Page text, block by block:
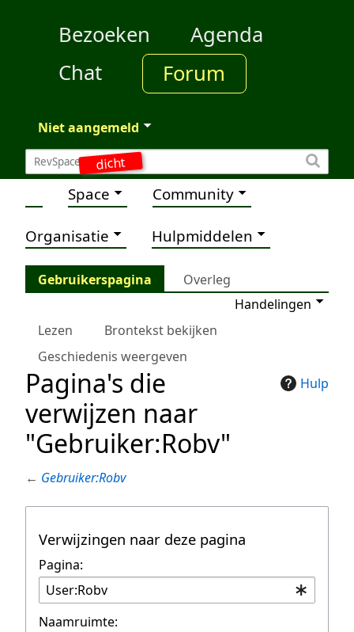
dicht
Bezoeken
Agenda
Chat
Forum
Niet aangemeld
Space Community
Organisatie Hulpmiddelen
Gebruikerspagina
Overleg
Handelingen
Lezen
Brontekst bekijken
Geschiedenis weergeven
Hulp
Pagina's die
verwijzen naar
"Gebruiker:Robv"
← Gebruiker:Robv
Verwijzingen naar deze pagina
Pagina:
Naamruimte: